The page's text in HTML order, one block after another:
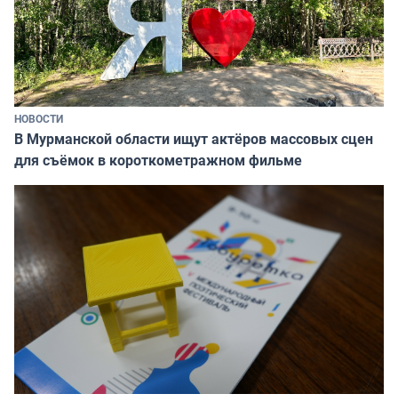
НОВОСТИ
В Мурманской области ищут актёров массовых сцен
для съёмок в короткометражном фильме